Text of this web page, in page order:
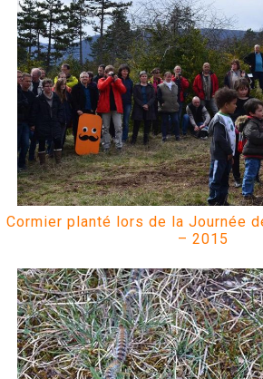
Cormier planté lors de la Journée
– 2015